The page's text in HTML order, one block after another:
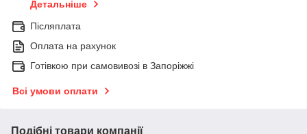
Детальніше
Післяплата
Оплата на рахунок
Готівкою при самовивозі в Запоріжжі
Всі умови оплати
Подібні товари компанії